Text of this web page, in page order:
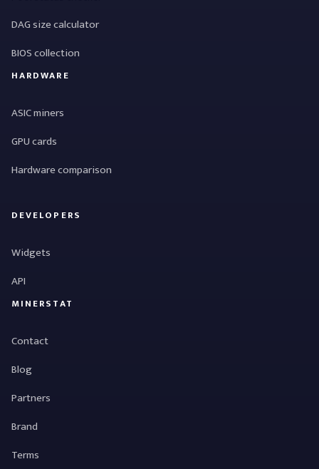
DAG size calculator
BIOS collection
HARDWARE
ASIC miners
GPU cards
Hardware comparison
DEVELOPERS
Widgets
API
MINERSTAT
Contact
Blog
Partners
Brand
Terms